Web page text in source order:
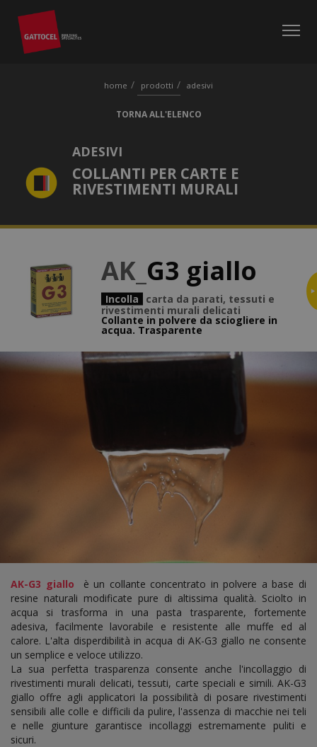
home prodotti adesivi
TORNA ALL'ELENCO
ADESIVI
COLLANTI PER CARTE E
RIVESTIMENTI MURALI
AK_ G3 giallo
Incolla
carta da parati, tessuti e
rivestimenti murali delicati
Collante in polvere da sciogliere in
acqua. Trasparente
AK-G3 giallo è un collante concentrato in polvere a base di
resine naturali modificate pure di altissima qualità. Sciolto in
acqua si trasforma in una pasta trasparente, fortemente
adesiva, facilmente lavorabile e resistente alle muffe ed al
calore. L'alta disperdibilità in acqua di AK-G3 giallo ne consente
un semplice e veloce utilizzo.
La sua perfetta trasparenza consente anche l'incollaggio di
rivestimenti murali delicati, tessuti, carte speciali e simili. AK-G3
giallo offre agli applicatori la possibilità di posare rivestimenti
sensibili alle colle e difficili da pulire, l'assenza di macchie nei teli
e nelle giunture garantisce incollaggi estremamente puliti e
sicuri.